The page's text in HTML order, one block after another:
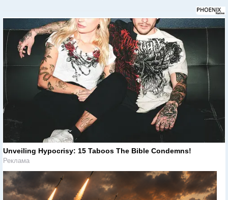
Unveiling Hypocrisy: 15 Taboos The Bible Condemns!
Реклама